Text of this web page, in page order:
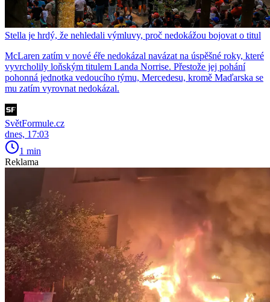
Stella je hrdý, že nehledali výmluvy, proč nedokážou bojovat o titul
McLaren zatím v nové éře nedokázal navázat na úspěšné roky, které
vyvrcholily loňským titulem Landa Norrise. Přestože jej pohání
pohonná jednotka vedoucího týmu, Mercedesu, kromě Maďarska se
mu zatím vyrovnat nedokázal.
SvětFormule.cz
dnes, 17:03
1 min
Reklama